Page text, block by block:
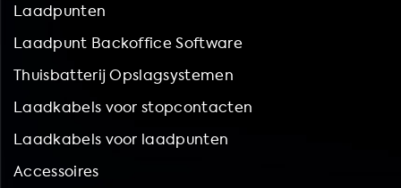
Laadpunten
Laadpunt Backoffice Software
Thuisbatterij Opslagsystemen
Laadkabels voor stopcontacten
Laadkabels voor laadpunten
Accessoires